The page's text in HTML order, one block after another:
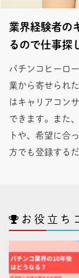
業界経験者の
るので仕事探
パチンコヒーロ
業から寄せられ
はキャリアコン
できます。また
トや、希望に合
方でも登録する
お役立ち